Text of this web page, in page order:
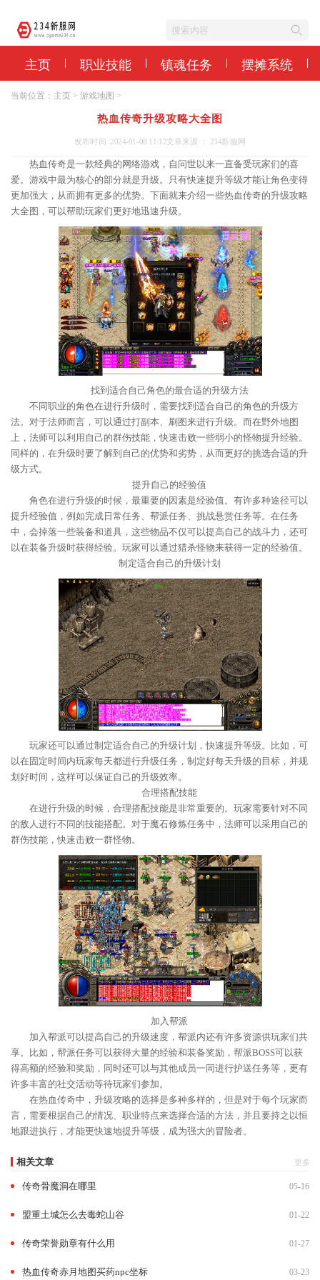
主页 职业技能 镇魂任务 摆摊系统
当前位置： 主页 > 游戏地图 >
热血传奇升级攻略大全图
发布时间 :2024-01-08 11:12文章来源 ： 234新服网
热血传奇是一款经典的网络游戏，自问世以来一直备受玩家们的喜
爱。游戏中最为核心的部分就是升级。只有快速提升等级才能让角色变得
更加强大，从而拥有更多的优势。下面就来介绍一些热血传奇的升级攻略
大全图，可以帮助玩家们更好地迅速升级。
找到适合自己角色的最合适的升级方法
不同职业的角色在进行升级时，需要找到适合自己的角色的升级方
法。对于法师而言，可以通过打副本、刷图来进行升级。而在野外地图
上，法师可以利用自己的群伤技能，快速击败一些弱小的怪物提升经验。
同样的，在升级时要了解到自己的优势和劣势，从而更好的挑选合适的升
级方式。
提升自己的经验值
角色在进行升级的时候，最重要的因素是经验值。有许多种途径可以
提升经验值，例如完成日常任务、帮派任务、挑战悬赏任务等。在任务
中，会掉落一些装备和道具，这些物品不仅可以提高自己的战斗力，还可
以在装备升级时获得经验。玩家可以通过猎杀怪物来获得一定的经验值。
制定适合自己的升级计划
玩家还可以通过制定适合自己的升级计划，快速提升等级。比如，可
以在固定时间内玩家每天都进行升级任务，制定好每天升级的目标，并规
划好时间，这样可以保证自己的升级效率。
合理搭配技能
在进行升级的时候，合理搭配技能是非常重要的。玩家需要针对不同
的敌人进行不同的技能搭配。对于魔石修炼任务中，法师可以采用自己的
群伤技能，快速击败一群怪物。
加入帮派
加入帮派可以提高自己的升级速度，帮派内还有许多资源供玩家们共
享。比如，帮派任务可以获得大量的经验和装备奖励，帮派BOSS可以获
得高额的经验和奖励，同时还可以与其他成员一同进行护送任务等，更有
许多丰富的社交活动等待玩家们参加。
在热血传奇中，升级攻略的选择是多种多样的，但是对于每个玩家而
言，需要根据自己的情况、职业特点来选择合适的方法，并且要持之以恒
地跟进执行，才能更快速地提升等级，成为强大的冒险者。
相关文章 更多
传奇骨魔洞在哪里 05-16
盟重土城怎么去毒蛇山谷 01-22
传奇荣誉勋章有什么用 01-27
热血传奇赤月地图买药npc坐标 03-23